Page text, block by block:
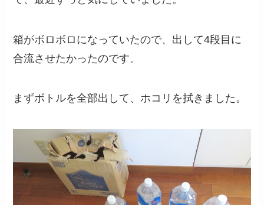
箱がボロボロになっていたので、出して4段目に
合流させたかったのです。
まずボトルを全部出して、ホコリを拭きました。